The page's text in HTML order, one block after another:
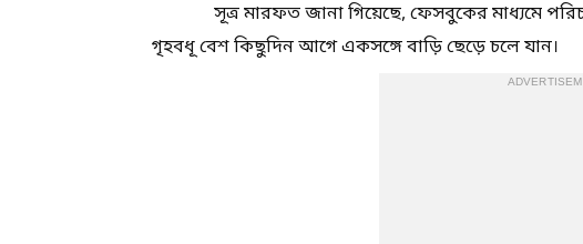
সূত্র মারফত জানা গিয়েছে, ফেসবুকের মাধ্যমে
গৃহবধূ বেশ কিছুদিন আগে একসঙ্গে বাড়ি ছেড়ে চলে যান।